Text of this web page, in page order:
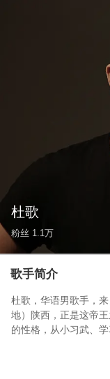
杜歌
粉丝 1.1万
歌手简介
杜歌，华语男歌手，
地）陕西，正是这帝
的性格，从小习武、
部队后只身一人扎在